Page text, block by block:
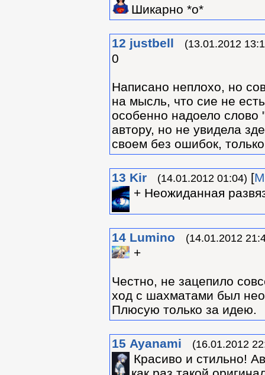
Шикарно *о*
12 justbell (13.01.2012
0
Написано неплохо, но
на мысль, что сие не
особенно надоело слово
автору, но не увидела
своем без ошибок,
13 Kir (14.01.2012 01:04) [
+ Неожиданная
14 Lumino (14.01.2012
+
Честно, не зацепило
ход с шахматами был
Плюсую только за идею.
15 Ayanami (16.01.2012
Красиво и стильно!